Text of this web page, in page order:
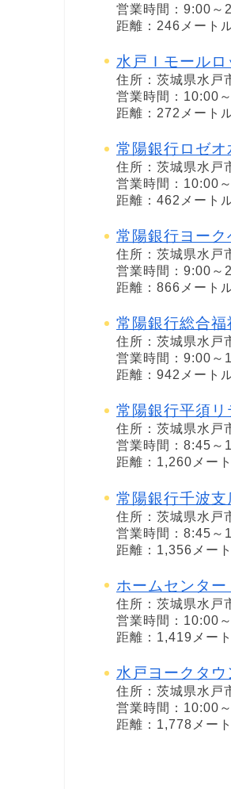
営業時間：9:00～
距離：246メート
水戸Ｉモール
住所：茨城県水戸
営業時間：10:00
距離：272メート
常陽銀行ロゼ
住所：茨城県水戸
営業時間：10:00
距離：462メート
常陽銀行ヨー
住所：茨城県水戸
営業時間：9:00～
距離：866メート
常陽銀行総合
住所：茨城県水
営業時間：9:00～
距離：942メート
常陽銀行平須
住所：茨城県水戸
営業時間：8:45～
距離：1,260メー
常陽銀行千波支
住所：茨城県水戸
営業時間：8:45～
距離：1,356メー
ホームセンタ
住所：茨城県水戸
営業時間：10:00
距離：1,419メー
水戸ヨークタ
住所：茨城県水戸
営業時間：10:00
距離：1,778メー